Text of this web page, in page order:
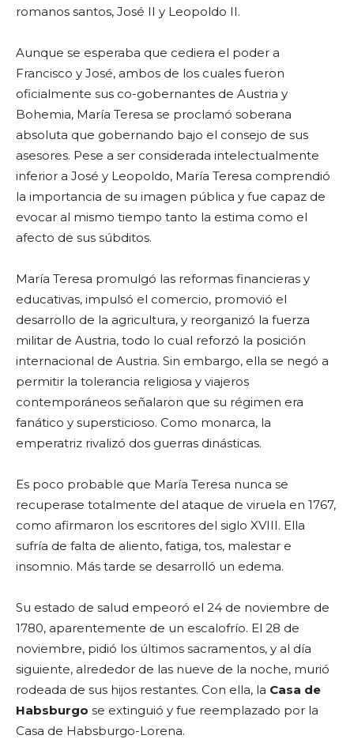
romanos santos, José II y Leopoldo II.
Aunque se esperaba que cediera el poder a
Francisco y José, ambos de los cuales fueron
oficialmente sus co-gobernantes de Austria y
Bohemia, María Teresa se proclamó soberana
absoluta que gobernando bajo el consejo de sus
asesores. Pese a ser considerada intelectualmente
inferior a José y Leopoldo, María Teresa comprendió
la importancia de su imagen pública y fue capaz de
evocar al mismo tiempo tanto la estima como el
afecto de sus súbditos.
María Teresa promulgó las reformas financieras y
educativas, impulsó el comercio, promovió el
desarrollo de la agricultura, y reorganizó la fuerza
militar de Austria, todo lo cual reforzó la posición
internacional de Austria. Sin embargo, ella se negó a
permitir la tolerancia religiosa y viajeros
contemporáneos señalaron que su régimen era
fanático y supersticioso. Como monarca, la
emperatriz rivalizó dos guerras dinásticas.
Es poco probable que María Teresa nunca se
recuperase totalmente del ataque de viruela en 1767,
como afirmaron los escritores del siglo XVIII. Ella
sufría de falta de aliento, fatiga, tos, malestar e
insomnio. Más tarde se desarrolló un edema.
Su estado de salud empeoró el 24 de noviembre de
1780, aparentemente de un escalofrío. El 28 de
noviembre, pidió los últimos sacramentos, y al día
siguiente, alrededor de las nueve de la noche, murió
rodeada de sus hijos restantes. Con ella, la Casa de
Habsburgo se extinguió y fue reemplazado por la
Casa de Habsburgo-Lorena.